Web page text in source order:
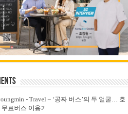
- Travel – ‘공짜 버스’의 두 얼굴… 호
료버스 이용기